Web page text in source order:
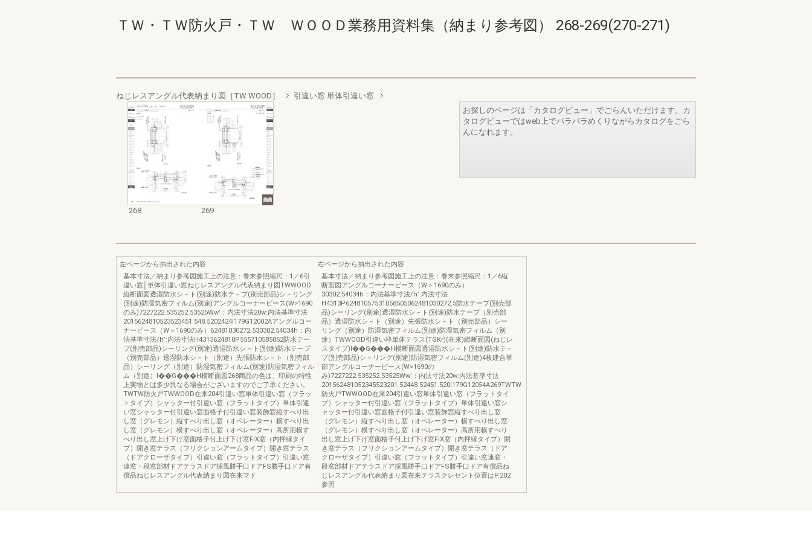
ＴＷ・ＴＷ防火戸・ＴＷ ＷＯＯＤ業務用資料集（納まり参考図） 268-269(270-271)
ねじレスアングル代表納まり図［TW WOOD］ 引違い窓 単体引違い窓
268 269
お探しのページは「カタログビュー」でごらんいただけます。カ
タログビューではweb上でパラパラめくりながらカタログをごら
んになれます。
左ページから抽出された内容
基本寸法／納まり参考図施工上の注意：巻末参照縮尺：1／6引
違い窓│単体引違い窓ねじレスアングル代表納まり図TWWOOD
縦断面図透湿防水シ－ト(別途)防水テ－プ(別売部品)シ－リング
(別途)防湿気密フィルム(別途)アングルコーナーピース(W>1690
のみ)7227222.535252.53525Ww’：内法寸法20w:内法基準寸法
2015624810523523451.548.5202424I179G12002Aアングルコー
ナーピース（W＞1690のみ）62481030272.530302.54034h：内
法基準寸法/h’:内法寸法H4313624810P555710585052防水テー
プ(別売部品)シーリング(別途)透湿防水シ－ト(別途)防水テープ
（別売部品）透湿防水シ－ト（別途）先張防水シ－ト（別売部
品）シーリング（別途）防湿気密フィルム(別途)防湿気密フィル
ム（別途）I��G���H横断面図268商品の色は、印刷の特性
上実物とは多少異なる場合がございますのでご了承ください。
TWTW防火戸TWWOOD在来204引違い窓単体引違い窓（フラッ
トタイプ）シャッター付引違い窓（フラットタイプ）単体引違
い窓シャッター付引違い窓面格子付引違い窓装飾窓縦すべり出
し窓（グレモン）縦すべり出し窓（オペレーター）横すべり出
し窓（グレモン）横すべり出し窓（オペレーター）高所用横す
べり出し窓上げ下げ窓面格子付上げ下げ窓FIX窓（内押縁タイ
プ）開き窓テラス（フリクションアームタイプ）開き窓テラス
（ドアクローザタイプ）引違い窓（フラットタイプ）引違い窓
連窓・段窓部材ドアテラスドア採風勝手口ドアFS勝手口ドア有
償品ねじレスアングル代表納まり図在来マド
右ページから抽出された内容
基本寸法／納まり参考図施工上の注意：巻末参照縮尺：1／6縦
断面図アングルコーナーピース（W＞1690のみ）
30302.54034h：内法基準寸法/h’:内法寸法
H4313P62481057531058505062481030272.5防水テープ(別売部
品)シーリング(別途)透湿防水シ－ト(別途)防水テープ（別売部
品）透湿防水シ－ト（別途）先張防水シ－ト（別売部品）シー
リング（別途）防湿気密フィルム(別途)防湿気密フィルム（別
途）TWWOOD引違い枠単体テラス(TGKr)(在来)縦断面図(ねじレ
スタイプ)I��G���H横断面図透湿防水シ－ト(別途)防水テ－
プ(別売部品)シ－リング(別途)防湿気密フィルム(別途)4枚建合掌
部アングルコーナーピース(W>1690の
み)7227222.535252.53525Ww’：内法寸法20w:内法基準寸法
201562481052345523201.52448.52451.520I179G12054A269TWTW
防火戸TWWOOD在来204引違い窓単体引違い窓（フラットタイ
プ）シャッター付引違い窓（フラットタイプ）単体引違い窓シ
ャッター付引違い窓面格子付引違い窓装飾窓縦すべり出し窓
（グレモン）縦すべり出し窓（オペレーター）横すべり出し窓
（グレモン）横すべり出し窓（オペレーター）高所用横すべり
出し窓上げ下げ窓面格子付上げ下げ窓FIX窓（内押縁タイプ）開
き窓テラス（フリクションアームタイプ）開き窓テラス（ドア
クローザタイプ）引違い窓（フラットタイプ）引違い窓連窓・
段窓部材ドアテラスドア採風勝手口ドアFS勝手口ドア有償品ね
じレスアングル代表納まり図在来テラスクレセント位置はP.202
参照